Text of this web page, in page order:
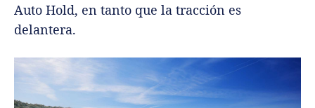
Auto Hold, en tanto que la tracción es
delantera.